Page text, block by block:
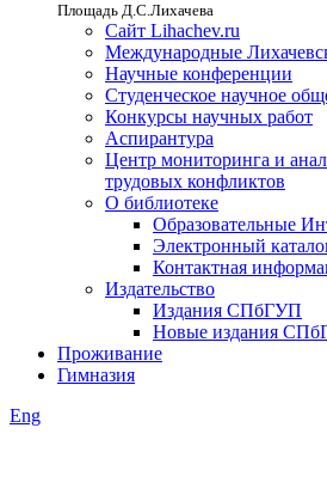
Площадь Д.С.Лихачева
Сайт Lihachev.ru
Международные
Научные конференции
Студенческое научное
Конкурсы научных работ
Аспирантура
Центр мониторинга и
трудовых конфликтов
О библиотеке
Образовательные
Электронный
Контактная
Издательство
Издания СПбГУП
Новые издания
Проживание
Гимназия
Eng